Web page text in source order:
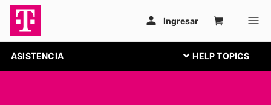
ASISTENCIA